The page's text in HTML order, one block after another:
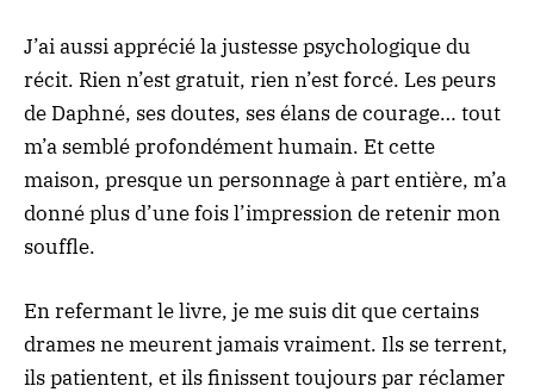
J’ai aussi apprécié la justesse psychologique du
récit. Rien n’est gratuit, rien n’est forcé. Les peurs
de Daphné, ses doutes, ses élans de courage… tout
m’a semblé profondément humain. Et cette
maison, presque un personnage à part entière, m’a
donné plus d’une fois l’impression de retenir mon
souffle.
En refermant le livre, je me suis dit que certains
drames ne meurent jamais vraiment. Ils se terrent,
ils patientent, et ils finissent toujours par réclamer